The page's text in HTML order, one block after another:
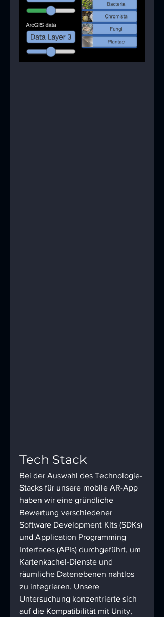
Tech Stack
Bei der Auswahl des Technologie-
Stacks für unsere mobile AR-App
haben wir eine gründliche
Bewertung verschiedener
Software Development Kits (SDKs)
und Application Programming
Interfaces (APIs) durchgeführt, um
Kartenkachel-Dienste und
räumliche Datenebenen nahtlos
zu integrieren. Unsere
Untersuchung konzentrierte sich
auf die Kompatibilität mit Unity,